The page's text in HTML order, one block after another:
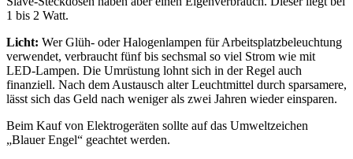
1 bis 2 Watt.
Licht: Wer Glüh- oder Halogenlampen für Arbeitsplatzbeleuchtung
verwendet, verbraucht fünf bis sechsmal so viel Strom wie mit
LED-Lampen. Die Umrüstung lohnt sich in der Regel auch
finanziell. Nach dem Austausch alter Leuchtmittel durch sparsamere,
lässt sich das Geld nach weniger als zwei Jahren wieder einsparen.
Beim Kauf von Elektrogeräten sollte auf das Umweltzeichen
„Blauer Engel“ geachtet werden.